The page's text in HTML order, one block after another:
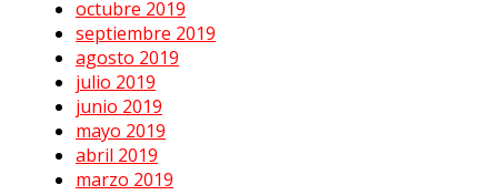
octubre 2019
septiembre 2019
agosto 2019
julio 2019
junio 2019
mayo 2019
abril 2019
marzo 2019